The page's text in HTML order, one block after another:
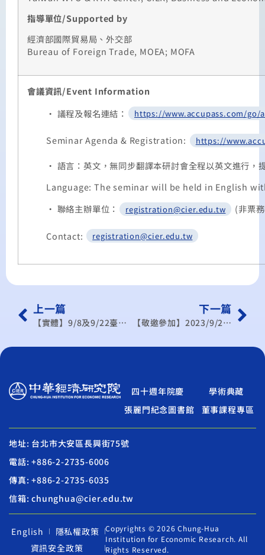
指導單位/Supported by
經濟部國際貿易局、外交部
Bureau of Foreign Trade, MOEA; MOFA
會議資訊/Event Information
• 議程及報名連結： https://www.accupass.com/go/
Seminar Agenda & Registration: https://
• 語言：英文，無同步翻譯本研討會全程以英文進行，
Language: The seminar will be held in English
• 聯絡主辦單位： registration@cier.edu.tw (非票
Contact: registration@cier.edu.tw
上一篇
【實體】9/8及9/22臺美21世紀貿易倡議公開座談會
下一篇
【敬邀參加】2023/9/26-27_2023台日科技高峰論壇-精準預防醫學、智慧醫院、生技醫療創新
四十週年院慶
學術典藏
張麗門紀念圖書館
董事課程專區
地址: 台北市大安區長興街75號
電話: +886-2-2735-6006
傳真: +886-2-2735-6035
信箱: chunghua@cier.edu.tw
English
隱私權政策
資訊安全政策
Copyrights © 2026 Chung-Hua
Institution for Economic Research. All
Rights Reserved.